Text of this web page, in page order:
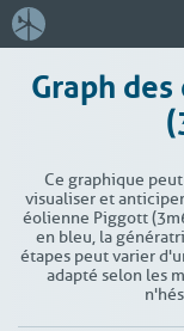
Graph
Ce graphique
visualiser et
éolienne Piggott
en bleu, la
étapes peut varier
adapté selon les